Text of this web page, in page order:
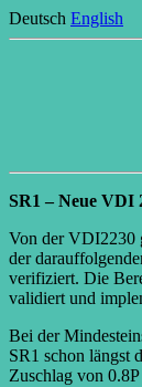
Deutsch English
SR1 – Neue VDI
Von der VDI2230
der
verifiziert. Die
validiert und
Bei der
SR1 schon längst
Zuschlag von